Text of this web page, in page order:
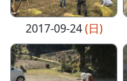
2017-09-24(日)